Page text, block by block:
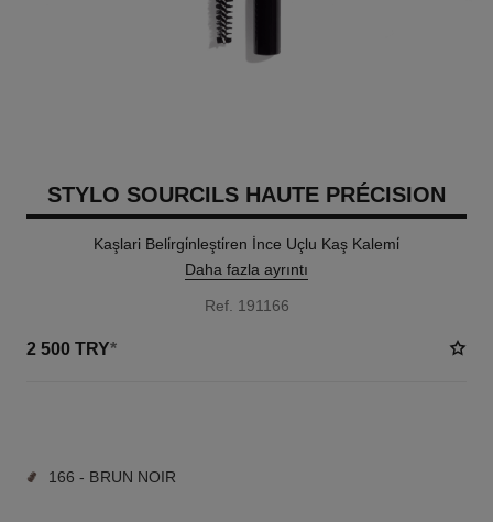
STYLO SOURCILS HAUTE PRÉCISION
Kaşlari Beli̇rgi̇nleşti̇ren İnce Uçlu Kaş Kalemi̇
Daha fazla ayrıntı
Ref. 191166
2 500 TRY*
166 - BRUN NOIR